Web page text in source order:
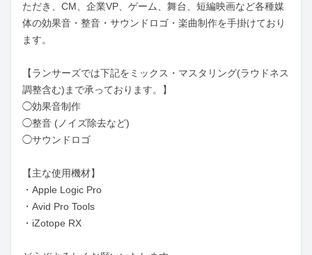
ただき、CM、企業VP、ゲーム、舞台、短編映画など各種媒
体の効果音・整音・サウンドロゴ・楽曲制作を手掛けており
ます。
【ランサーズでは下記をミックス・マスタリング(ラウドネス
調整含む)まで承っております。】
◯効果音制作
◯整音 (ノイズ除去など)
◯サウンドロゴ
【主な使用機材】
・Apple Logic Pro
・Avid Pro Tools
・iZotope RX